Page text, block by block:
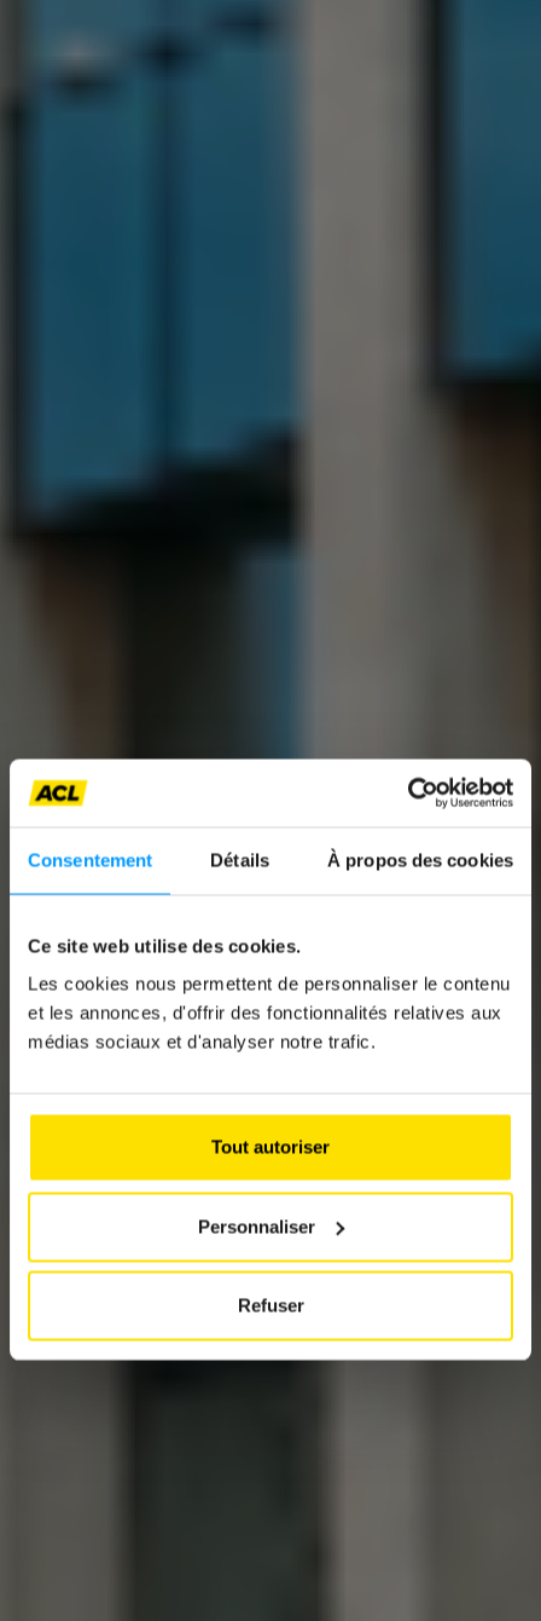
Consentement Détails À propos des cookies
Ce site web utilise des cookies.
Les cookies nous permettent de personnaliser le contenu
et les annonces, d'offrir des fonctionnalités relatives aux
médias sociaux et d'analyser notre trafic.
Tout autoriser
Personnaliser
Refuser
News
RED LIGHTS: 90-
SECOND WAIT